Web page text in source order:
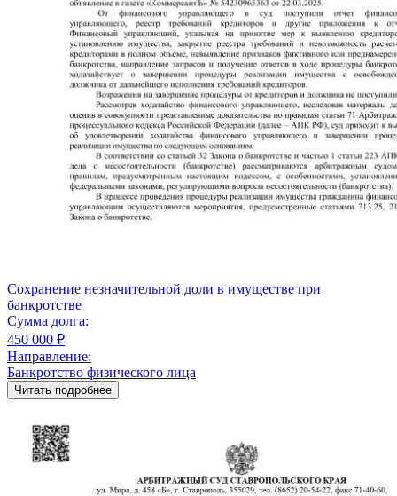
Сохранение незначительной доли в имуществе при
банкротстве
Сумма долга:
450 000 ₽
Направление:
Банкротство физического лица
Читать подробнее